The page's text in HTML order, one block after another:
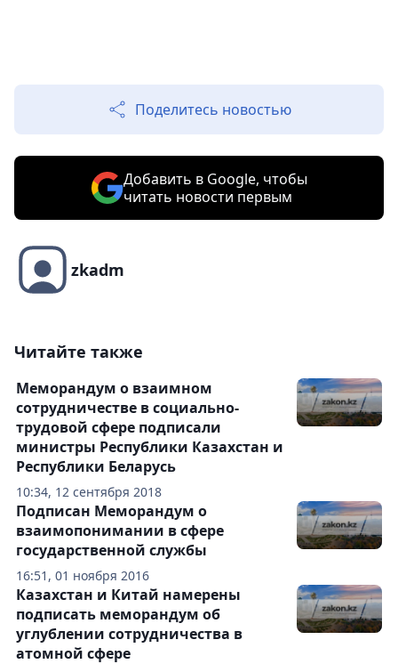
Поделитесь новостью
Добавить в Google, чтобы
читать новости первым
zkadm
Читайте также
10:34, 12 сентября 2018
Меморандум о взаимном
сотрудничестве в социально-
трудовой сфере подписали
министры Республики Казахстан и
Республики Беларусь
16:51, 01 ноября 2016
Подписан Меморандум о
взаимопонимании в сфере
государственной службы
Казахстан и Китай намерены
подписать меморандум об
углублении сотрудничества в
атомной сфере